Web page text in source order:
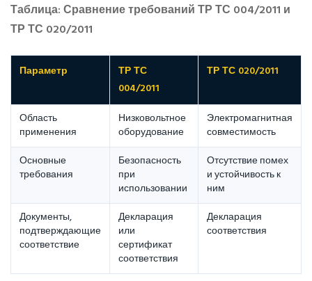
Таблица: Сравнение требований ТР ТС 004/2011 и
ТР ТС 020/2011
Параметр
ТР ТС
004/2011
ТР ТС 020/2011
Область
применения
Низковольтное
оборудование
Электромагнитная
совместимость
Основные
требования
Безопасность
при
использовании
Отсутствие помех
и устойчивость к
ним
Документы,
подтверждающие
соответствие
Декларация
или
сертификат
соответствия
Декларация
соответствия